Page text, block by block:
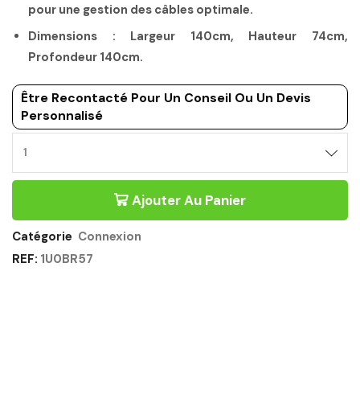
pour une gestion des câbles optimale.
Dimensions : Largeur 140cm, Hauteur 74cm,
Profondeur 140cm.
Être Recontacté Pour Un Conseil Ou Un Devis
Personnalisé
BENCH
160CM
Ajouter Au Panier
Catégorie Connexion
REF: 1U0BR57